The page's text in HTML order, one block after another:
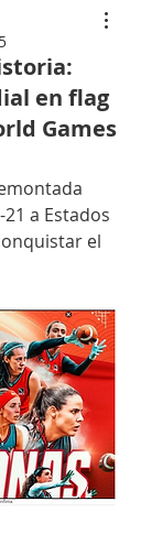
en flag
Games
a Estados
el